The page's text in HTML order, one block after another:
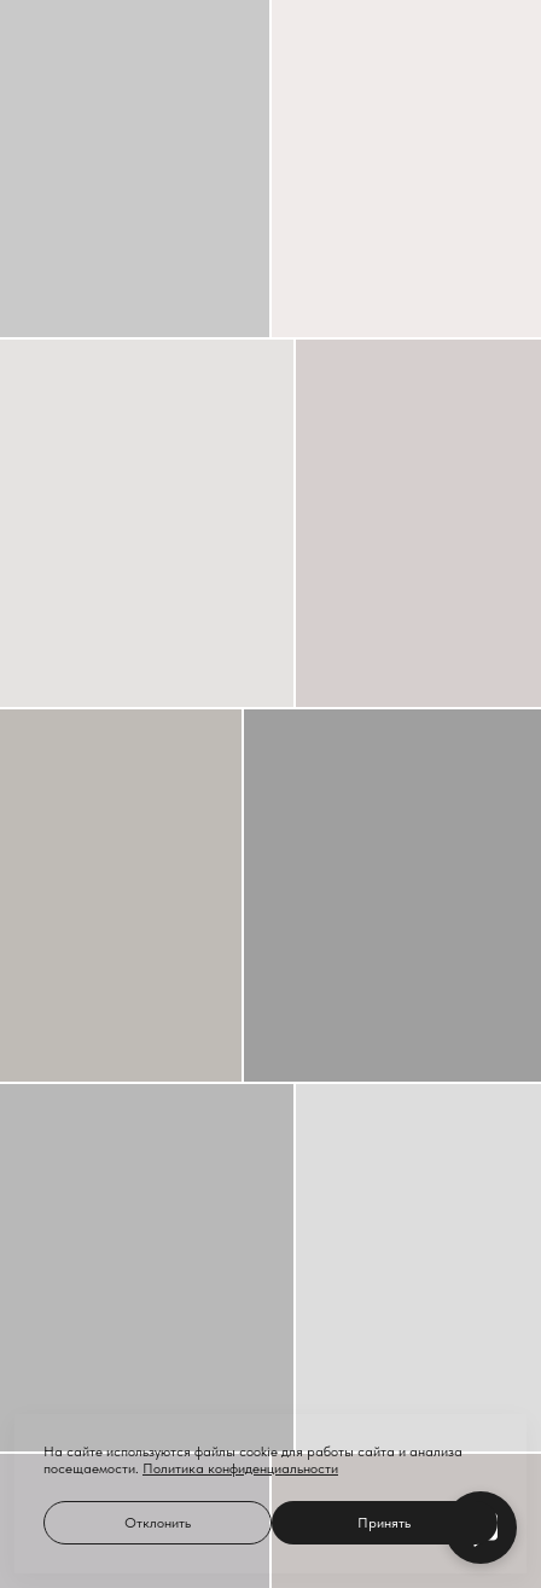
На сайте используются файлы cookie для работы сайта и анализа
посещаемости. Политика конфиденциальности
Отклонить Принять